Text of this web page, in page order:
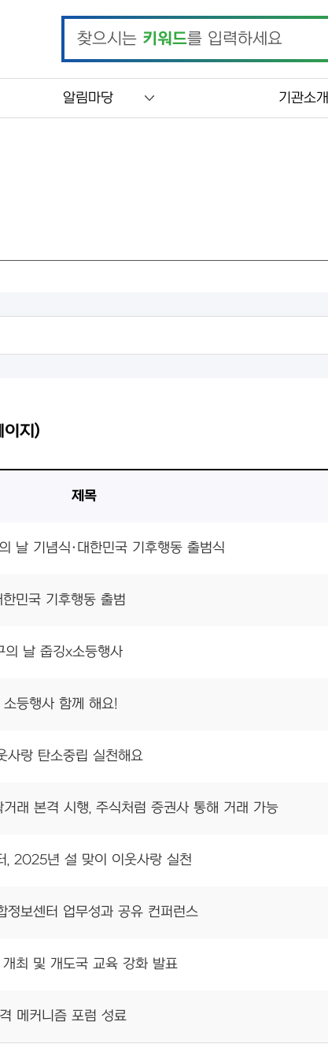
찾으시는 키워드를 입력하세요
알림마당 기관소개
지)
제목
날 기념식·대한민국 기후행동 출범식
민국 기후행동 출범
의 날 줍깅x소등행사
등행사 함께 해요!
사랑 탄소중립 실천해요
래 본격 시행, 주식처럼 증권사 통해 거래 가능
, 2025년 설 맞이 이웃사랑 실천
정보센터 업무성과 공유 컨퍼런스
최 및 개도국 교육 강화 발표
메커니즘 포럼 성료